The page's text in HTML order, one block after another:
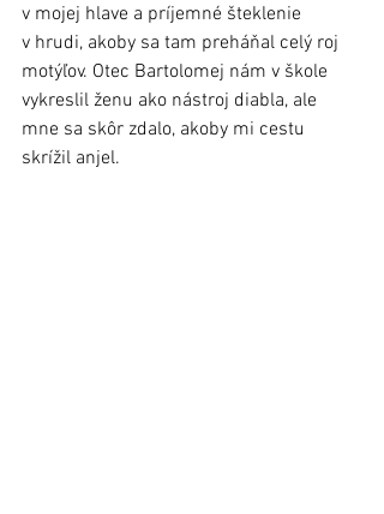
v mojej hlave a príjemné šteklenie
v hrudi, akoby sa tam preháňal celý roj
motýľov. Otec Bartolomej nám v škole
vykreslil ženu ako nástroj diabla, ale
mne sa skôr zdalo, akoby mi cestu
skrížil anjel.